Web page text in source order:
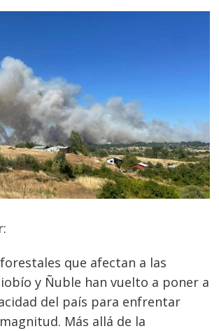
que afectan a las
y Ñuble han vuelto a poner a
del país para enfrentar
Más allá de la